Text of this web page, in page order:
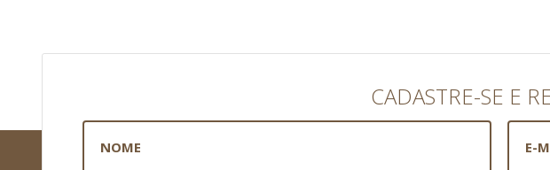
CADASTRE-SE E